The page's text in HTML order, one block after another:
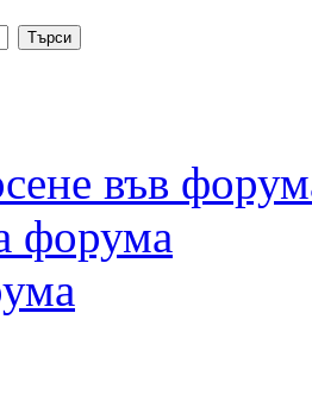
във
форума